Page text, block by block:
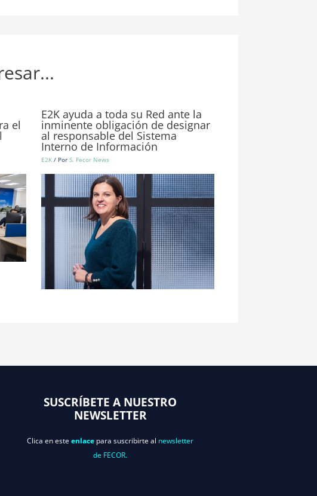
el
E2K ayuda a toda su Red ante la
inminente obligación de designar
al responsable del Sistema
Interno de Información
E2K / Por S. Fecor News
SUSCRÍBETE A NUESTRO
NEWSLETTER
Clica en este enlace para suscribirte al newsletter
de FECOR.